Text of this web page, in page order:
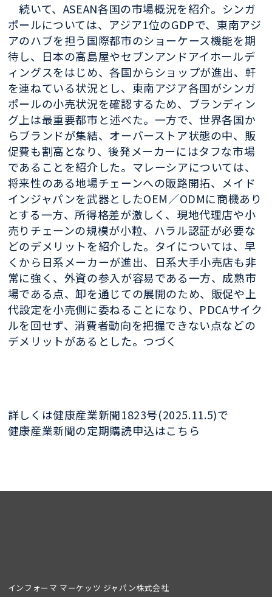
続いて、ASEAN各国の市場概況を紹介。シンガ
ポールについては、アジア1位のGDPで、東南アジ
アのハブを担う国際都市のショーケース機能を期
待し、日本の高島屋やセブンアンドアイホールデ
ィングスをはじめ、各国からショップが進出、軒
を連ねている状況とし、東南アジア各国がシンガ
ポールの小売状況を確認するため、ブランディン
グ上は最重要都市と述べた。一方で、世界各国か
らブランドが集結、オーバーストア状態の中、販
促費も割高となり、後発メーカーにはタフな市場
であることを紹介した。マレーシアについては、
将来性のある地場チェーンへの販路開拓、メイド
インジャパンを武器としたOEM／ODMに商機あり
とする一方、所得格差が激しく、現地代理店や小
売りチェーンの規模が小粒、ハラル認証が必要な
どのデメリットを紹介した。タイについては、早
くから日系メーカーが進出、日系大手小売店も非
常に強く、外資の参入が容易である一方、成熟市
場である点、卸を通じての展開のため、販促や上
代設定を小売側に委ねることになり、PDCAサイク
ルを回せず、消費者動向を把握できない点などの
デメリットがあるとした。つづく
詳しくは健康産業新聞1823号(2025.11.5)で
健康産業新聞の定期購読申込はこちら
インフォーマ マーケッツ ジャパン株式会社